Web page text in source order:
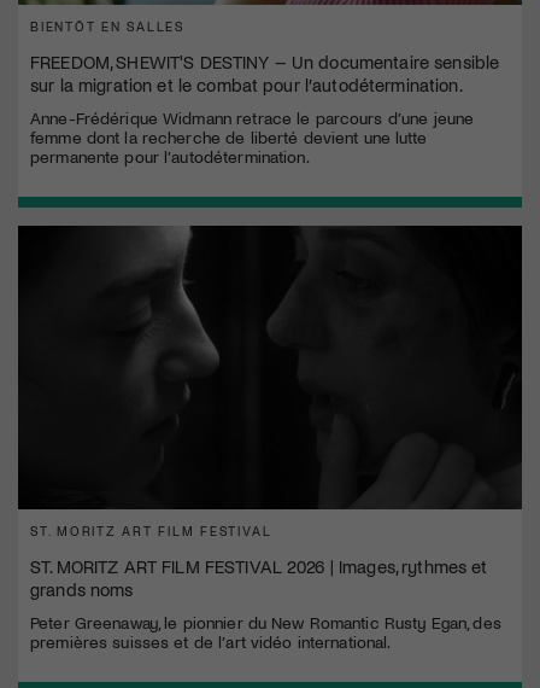
BIENTÔT EN SALLES
FREEDOM, SHEWIT'S DESTINY – Un documentaire sensible
sur la migration et le combat pour l’autodétermination.
Anne-Frédérique Widmann retrace le parcours d’une jeune
femme dont la recherche de liberté devient une lutte
permanente pour l’autodétermination.
ST. MORITZ ART FILM FESTIVAL
ST. MORITZ ART FILM FESTIVAL 2026 | Images, rythmes et
grands noms
Peter Greenaway, le pionnier du New Romantic Rusty Egan, des
premières suisses et de l’art vidéo international.